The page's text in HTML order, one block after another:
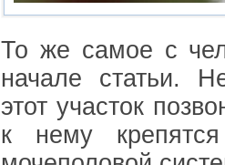
То же самое с
начале статьи.
этот участок
к нему